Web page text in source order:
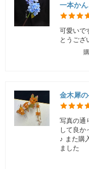
一本か
可愛いで
とうござ
金木犀
写真の通
して良か
♪ また購
ました